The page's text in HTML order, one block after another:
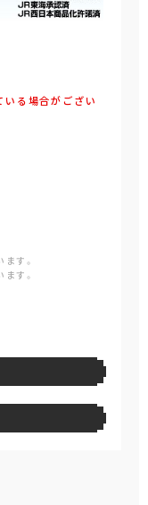
る場合がござい
す。
す。